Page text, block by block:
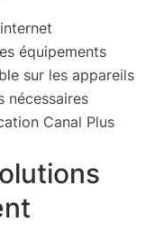
équipements
sur les appareils
nécessaires
Canal Plus